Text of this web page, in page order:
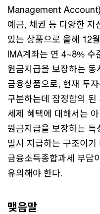
Management
예금, 채권 등 다양한 자
있는 상품으로 올해 12
IMA계좌는 연 4~8% 수
원금지급을 보장하는
금융상품으로, 현재 투
구분하는데 잠정합의
세제 혜택에 대해서는
원금지급을 보장하는
일시 지급하는 구조이기
금융소득종합과세 부담
유의해야 한다.
맺음말